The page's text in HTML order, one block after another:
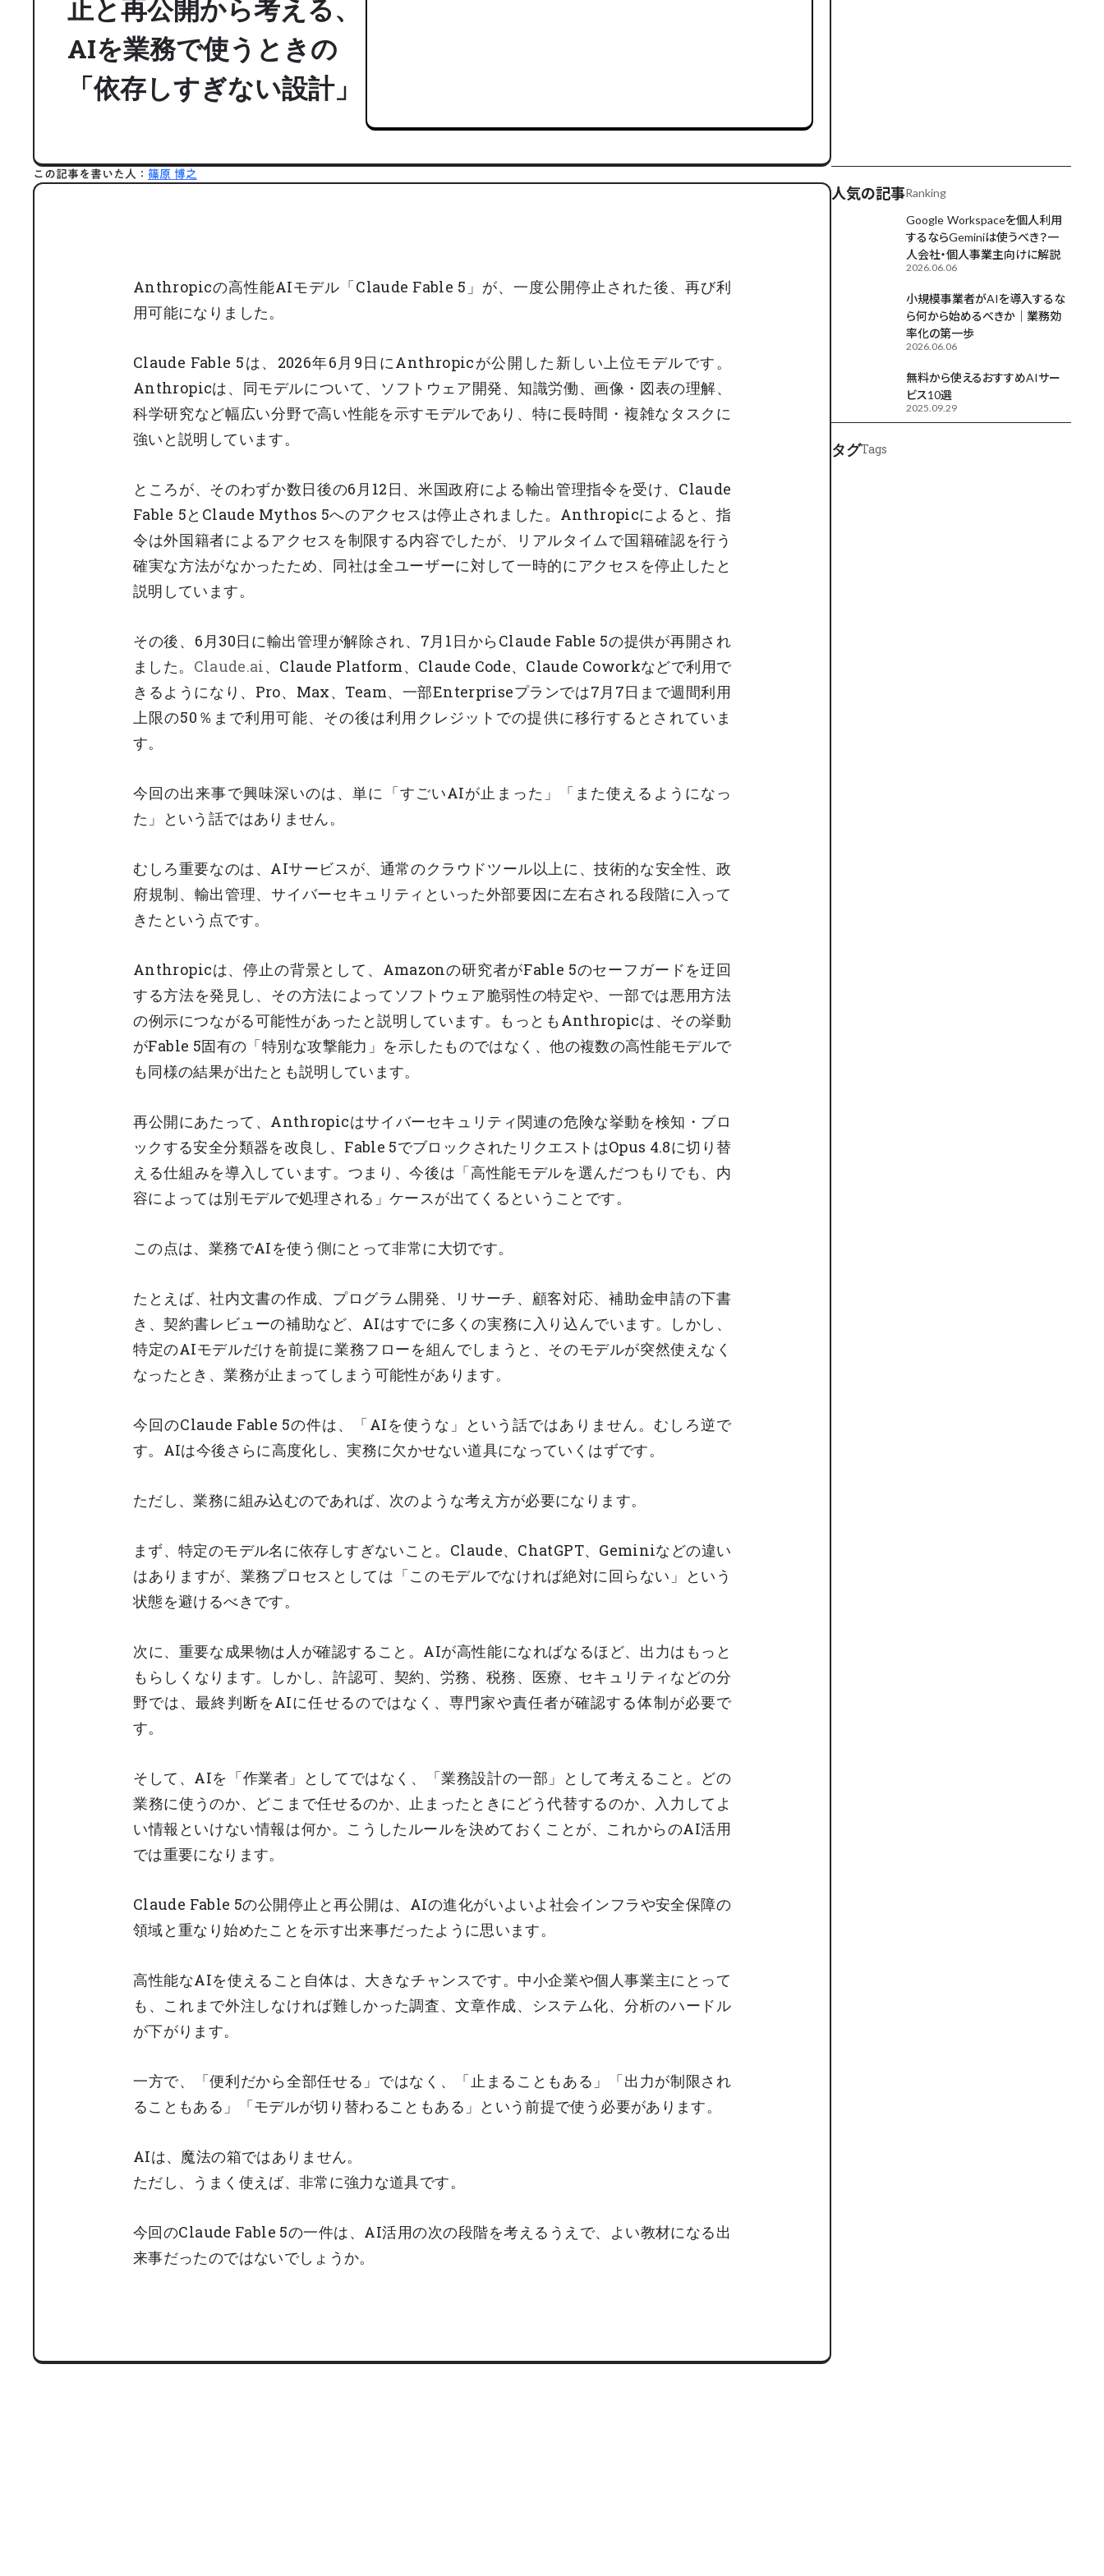
止と再公開から考える、
AIを業務で使うときの
「依存しすぎない設計」
この記事を書いた人：篠原 博之
Anthropicの高性能AIモデル「Claude Fable 5」が、一度公開停止された後、再び利
用可能になりました。
Claude Fable 5は、2026年6月9日にAnthropicが公開した新しい上位モデルです。
Anthropicは、同モデルについて、ソフトウェア開発、知識労働、画像・図表の理解、
科学研究など幅広い分野で高い性能を示すモデルであり、特に長時間・複雑なタスクに
強いと説明しています。
ところが、そのわずか数日後の6月12日、米国政府による輸出管理指令を受け、Claude
Fable 5とClaude Mythos 5へのアクセスは停止されました。Anthropicによると、指
令は外国籍者によるアクセスを制限する内容でしたが、リアルタイムで国籍確認を行う
確実な方法がなかったため、同社は全ユーザーに対して一時的にアクセスを停止したと
説明しています。
その後、6月30日に輸出管理が解除され、7月1日からClaude Fable 5の提供が再開され
ました。 Claude.ai、Claude Platform、Claude Code、Claude Coworkなどで利用で
きるようになり、Pro、Max、Team、一部Enterpriseプランでは7月7日まで週間利用
上限の50％まで利用可能、その後は利用クレジットでの提供に移行するとされていま
す。
今回の出来事で興味深いのは、単に「すごいAIが止まった」「また使えるようになっ
た」という話ではありません。
むしろ重要なのは、AIサービスが、通常のクラウドツール以上に、技術的な安全性、政
府規制、輸出管理、サイバーセキュリティといった外部要因に左右される段階に入って
きたという点です。
Anthropicは、停止の背景として、Amazonの研究者がFable 5のセーフガードを迂回
する方法を発見し、その方法によってソフトウェア脆弱性の特定や、一部では悪用方法
の例示につながる可能性があったと説明しています。もっともAnthropicは、その挙動
がFable 5固有の「特別な攻撃能力」を示したものではなく、他の複数の高性能モデルで
も同様の結果が出たとも説明しています。
再公開にあたって、Anthropicはサイバーセキュリティ関連の危険な挙動を検知・ブロ
ックする安全分類器を改良し、Fable 5でブロックされたリクエストはOpus 4.8に切り替
える仕組みを導入しています。つまり、今後は「高性能モデルを選んだつもりでも、内
容によっては別モデルで処理される」ケースが出てくるということです。
この点は、業務でAIを使う側にとって非常に大切です。
たとえば、社内文書の作成、プログラム開発、リサーチ、顧客対応、補助金申請の下書
き、契約書レビューの補助など、AIはすでに多くの実務に入り込んでいます。しかし、
特定のAIモデルだけを前提に業務フローを組んでしまうと、そのモデルが突然使えなく
なったとき、業務が止まってしまう可能性があります。
今回のClaude Fable 5の件は、「AIを使うな」という話ではありません。むしろ逆で
す。AIは今後さらに高度化し、実務に欠かせない道具になっていくはずです。
ただし、業務に組み込むのであれば、次のような考え方が必要になります。
まず、特定のモデル名に依存しすぎないこと。Claude、ChatGPT、Geminiなどの違い
はありますが、業務プロセスとしては「このモデルでなければ絶対に回らない」という
状態を避けるべきです。
次に、重要な成果物は人が確認すること。AIが高性能になればなるほど、出力はもっと
もらしくなります。しかし、許認可、契約、労務、税務、医療、セキュリティなどの分
野では、最終判断をAIに任せるのではなく、専門家や責任者が確認する体制が必要で
す。
そして、AIを「作業者」としてではなく、「業務設計の一部」として考えること。どの
業務に使うのか、どこまで任せるのか、止まったときにどう代替するのか、入力してよ
い情報といけない情報は何か。こうしたルールを決めておくことが、これからのAI活用
では重要になります。
Claude Fable 5の公開停止と再公開は、AIの進化がいよいよ社会インフラや安全保障の
領域と重なり始めたことを示す出来事だったように思います。
高性能なAIを使えること自体は、大きなチャンスです。中小企業や個人事業主にとって
も、これまで外注しなければ難しかった調査、文章作成、システム化、分析のハードル
が下がります。
一方で、「便利だから全部任せる」ではなく、「止まることもある」「出力が制限され
ることもある」「モデルが切り替わることもある」という前提で使う必要があります。
AIは、魔法の箱ではありません。
ただし、うまく使えば、非常に強力な道具です。
今回のClaude Fable 5の一件は、AI活用の次の段階を考えるうえで、よい教材になる出
来事だったのではないでしょうか。
人気の記事Ranking
Google Workspaceを個人利用
するならGeminiは使うべき？一
人会社・個人事業主向けに解説
2026.06.06
小規模事業者がAIを導入するな
ら何から始めるべきか｜業務効
率化の第一歩
2026.06.06
無料から使えるおすすめAIサー
ビス10選
2025.09.29
タグTags